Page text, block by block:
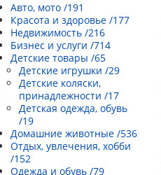
Авто, мото /191
Красота и здоровье /177
Недвижимость /216
Бизнес и услуги /714
Детские товары /65
Детские игрушки /29
Детские коляски,
принадлежности /17
Детская одежда, обувь
/19
Домашние животные /536
Отдых, увлечения, хобби
/152
Одежда и обувь /79